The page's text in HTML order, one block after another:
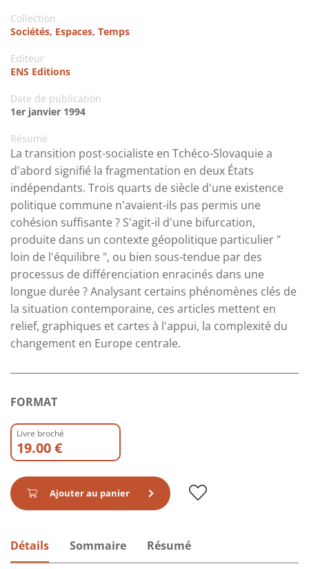
Collection
Sociétés, Espaces, Temps
Editeur
ENS Editions
Date de publication
1er janvier 1994
Résumé
La transition post-socialiste en Tchéco-Slovaquie a
d'abord signifié la fragmentation en deux États
indépendants. Trois quarts de siècle d'une existence
politique commune n'avaient-ils pas permis une
cohésion suffisante ? S'agit-il d'une bifurcation,
produite dans un contexte géopolitique particulier "
loin de l'équilibre ", ou bien sous-tendue par des
processus de différenciation enracinés dans une
longue durée ? Analysant certains phénomènes clés de
la situation contemporaine, ces articles mettent en
relief, graphiques et cartes à l'appui, la complexité du
changement en Europe centrale.
FORMAT
Livre broché
19.00 €
Ajouter au panier
Détails Sommaire Résumé